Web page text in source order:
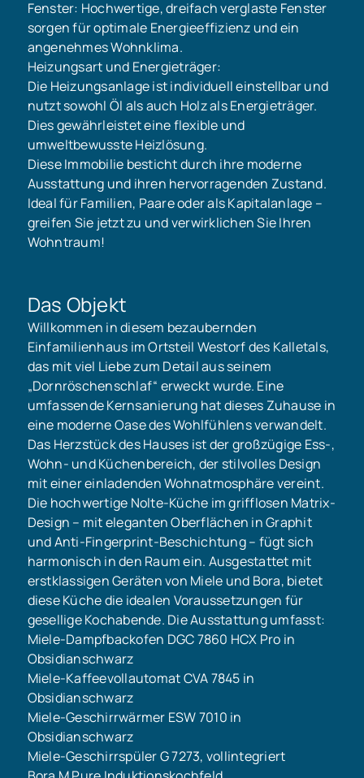
Fenster: Hochwertige, dreifach verglaste Fenster
sorgen für optimale Energieeffizienz und ein
angenehmes Wohnklima.
Heizungsart und Energieträger:
Die Heizungsanlage ist individuell einstellbar und
nutzt sowohl Öl als auch Holz als Energieträger.
Dies gewährleistet eine flexible und
umweltbewusste Heizlösung.
Diese Immobilie besticht durch ihre moderne
Ausstattung und ihren hervorragenden Zustand.
Ideal für Familien, Paare oder als Kapitalanlage –
greifen Sie jetzt zu und verwirklichen Sie Ihren
Wohntraum!
Das Objekt
Willkommen in diesem bezaubernden
Einfamilienhaus im Ortsteil Westorf des Kalletals,
das mit viel Liebe zum Detail aus seinem
„Dornröschenschlaf“ erweckt wurde. Eine
umfassende Kernsanierung hat dieses Zuhause in
eine moderne Oase des Wohlfühlens verwandelt.
Das Herzstück des Hauses ist der großzügige Ess-,
Wohn- und Küchenbereich, der stilvolles Design
mit einer einladenden Wohnatmosphäre vereint.
Die hochwertige Nolte-Küche im grifflosen Matrix-
Design – mit eleganten Oberflächen in Graphit
und Anti-Fingerprint-Beschichtung – fügt sich
harmonisch in den Raum ein. Ausgestattet mit
erstklassigen Geräten von Miele und Bora, bietet
diese Küche die idealen Voraussetzungen für
gesellige Kochabende. Die Ausstattung umfasst:
Miele-Dampfbackofen DGC 7860 HCX Pro in
Obsidianschwarz
Miele-Kaffeevollautomat CVA 7845 in
Obsidianschwarz
Miele-Geschirrwärmer ESW 7010 in
Obsidianschwarz
Miele-Geschirrspüler G 7273, vollintegriert